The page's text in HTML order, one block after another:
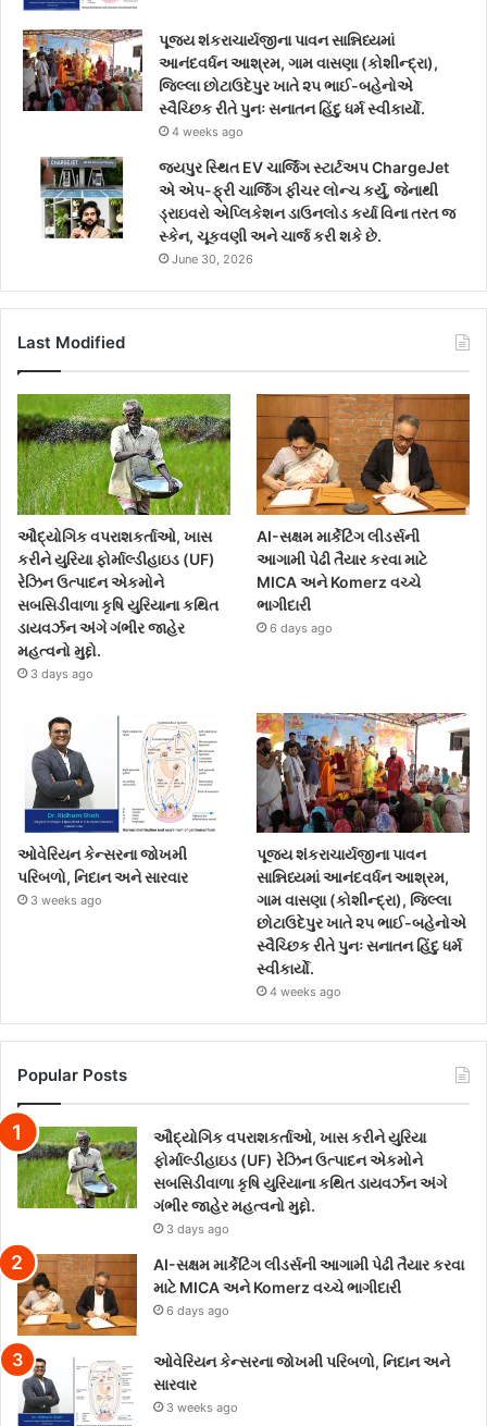
પૂજ્ય શંકરાચાર્યજીના પાવન સાન્નિધ્યમાં
આનંદવર્ધન આશ્રમ, ગામ વાસણા (કોશીન્દ્રા),
જિલ્લા છોટાઉદેપુર ખાતે ૨૫ ભાઈ-બહેનોએ
સ્વૈચ્છિક રીતે પુનઃ સનાતન હિંદુ ધર્મ સ્વીકાર્યો.
4 weeks ago
જયપુર સ્થિત EV ચાર્જિંગ સ્ટાર્ટઅપ ChargeJet
એ એપ-ફ્રી ચાર્જિંગ ફીચર લોન્ચ કર્યું, જેનાથી
ડ્રાઇવરો એપ્લિકેશન ડાઉનલોડ કર્યા વિના તરત જ
સ્કેન, ચૂકવણી અને ચાર્જ કરી શકે છે.
June 30, 2026
Last Modified
ઔદ્યોગિક વપરાશકર્તાઓ, ખાસ
કરીને યુરિયા ફોર્માલ્ડીહાઇડ (UF)
રેઝિન ઉત્પાદન એકમોને
સબસિડીવાળા કૃષિ યુરિયાના કથિત
ડાયવર્ઝન અંગે ગંભીર જાહેર
મહત્વનો મુદ્દો.
3 days ago
AI-સક્ષમ માર્કેટિંગ લીડર્સની
આગામી પેઢી તૈયાર કરવા માટે
MICA અને Komerz વચ્ચે
ભાગીદારી
6 days ago
ઓવેરિયન કેન્સરના જોખમી
પરિબળો, નિદાન અને સારવાર
3 weeks ago
પૂજ્ય શંકરાચાર્યજીના પાવન
સાન્નિધ્યમાં આનંદવર્ધન આશ્રમ,
ગામ વાસણા (કોશીન્દ્રા), જિલ્લા
છોટાઉદેપુર ખાતે ૨૫ ભાઈ-બહેનોએ
સ્વૈચ્છિક રીતે પુનઃ સનાતન હિંદુ ધર્મ
સ્વીકાર્યો.
4 weeks ago
Popular Posts
ઔદ્યોગિક વપરાશકર્તાઓ, ખાસ કરીને યુરિયા
ફોર્માલ્ડીહાઇડ (UF) રેઝિન ઉત્પાદન એકમોને
સબસિડીવાળા કૃષિ યુરિયાના કથિત ડાયવર્ઝન અંગે
ગંભીર જાહેર મહત્વનો મુદ્દો.
3 days ago
AI-સક્ષમ માર્કેટિંગ લીડર્સની આગામી પેઢી તૈયાર કરવા
માટે MICA અને Komerz વચ્ચે ભાગીદારી
6 days ago
ઓવેરિયન કેન્સરના જોખમી પરિબળો, નિદાન અને
સારવાર
3 weeks ago